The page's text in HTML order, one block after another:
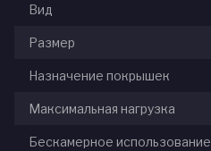
Вид
Размер
Назначение покрышек
Максимальная нагрузка
Бескамерное использование